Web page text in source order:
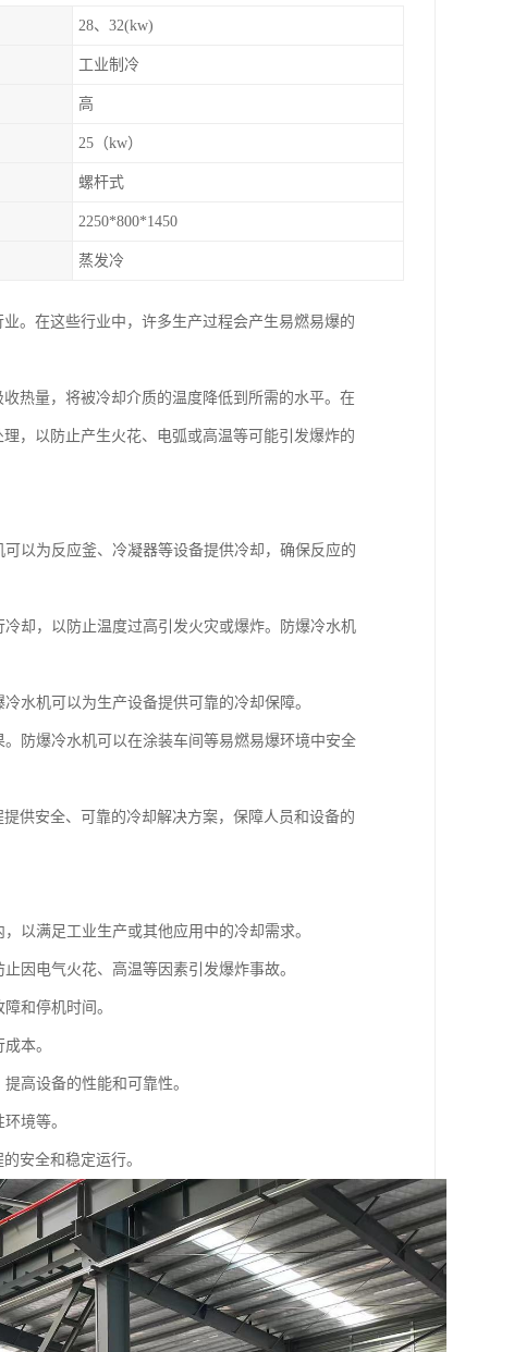
28、32(kw)
工业制冷
高
25（kw）
螺杆式
2250*800*1450
蒸发冷
。在这些行业中，许多生产过程会产生易燃易爆的
热量，将被冷却介质的温度降低到所需的水平。在
，以防止产生火花、电弧或高温等可能引发爆炸的
以为反应釜、冷凝器等设备提供冷却，确保反应的
却，以防止温度过高引发火灾或爆炸。防爆冷水机
水机可以为生产设备提供可靠的冷却保障。
防爆冷水机可以在涂装车间等易燃易爆环境中安全
供安全、可靠的冷却解决方案，保障人员和设备的
以满足工业生产或其他应用中的冷却需求。
因电气火花、高温等因素引发爆炸事故。
和停机时间。
本。
高设备的性能和可靠性。
境等。
安全和稳定运行。